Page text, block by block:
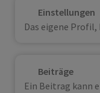
Einstellungen
Das eigene
Beiträge
Ein Beitrag kann